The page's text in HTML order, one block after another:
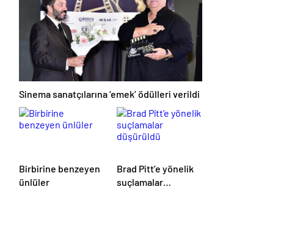
Sinema sanatçılarına ’emek’ ödülleri verildi
Birbirine benzeyen
ünlüler
Brad Pitt’e yönelik
suçlamalar